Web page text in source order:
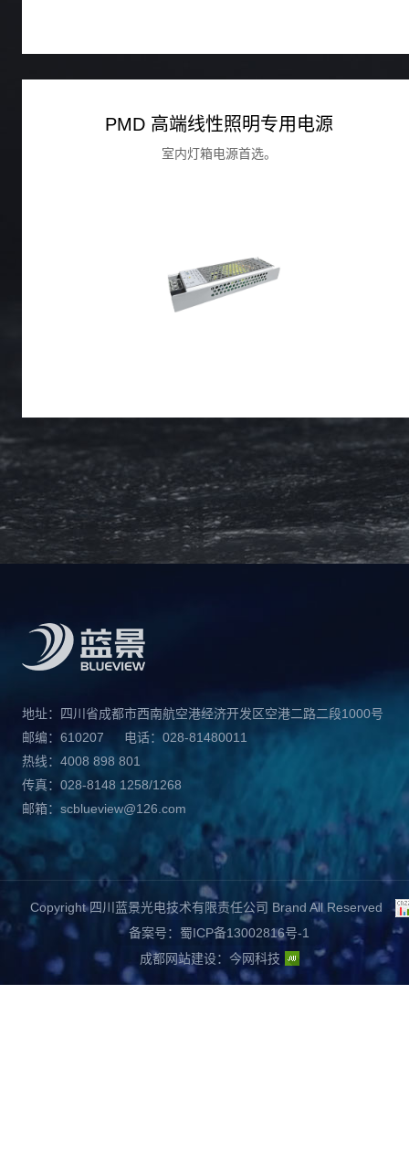
PMD 高端线性照明专用电源
室内灯箱电源首选。
地址：四川省成都市西南航空港经济开发区空港二路二段1000号
邮编：610207
电话：028-81480011
热线：4008 898 801
传真：028-8148 1258/1268
邮箱：scblueview@126.com
Copyright 四川蓝景光电技术有限责任公司 Brand All Reserved
备案号：蜀ICP备13002816号-1
成都网站建设： 今网科技